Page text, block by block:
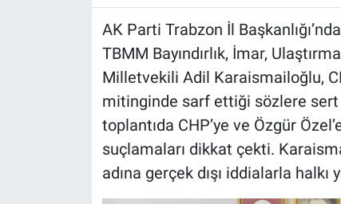
AK Parti Trabzon İl
TBMM Bayındırlık, İmar,
Milletvekili Adil Karaismailoğlu,
mitinginde sarf ettiği sözlere sert
toplantıda CHP’ye ve Özgür
suçlamaları dikkat çekti.
adına gerçek dışı iddialarla halkı